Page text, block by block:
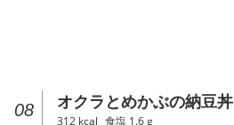
08 オクラとめかぶの納豆丼
312 kcal 食塩 1.6g